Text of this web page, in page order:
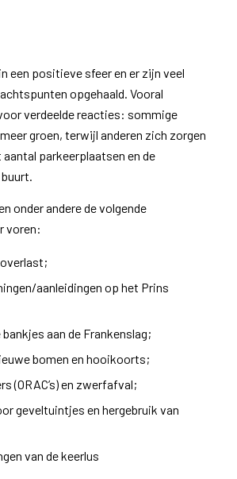
een positieve sfeer en er zijn veel
opgehaald. Vooral
verdeelde reacties: sommige
groen, terwijl anderen zich zorgen
parkeerplaatsen en de
onder andere de volgende
voren:
aanleidingen op het Prins
aan de Frankenslag;
bomen en hooikoorts;
(ORAC’s) en zwerfafval;
geveltuintjes en hergebruik van
van de keerlus